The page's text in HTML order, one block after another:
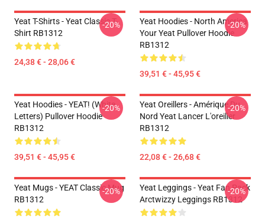
Yeat T-Shirts - Yeat Classic T-
Shirt RB1312
24,38 € - 28,06 €
-20%
Yeat Hoodies - North America
Your Yeat Pullover Hoodie
RB1312
39,51 € - 45,95 €
-20%
Yeat Hoodies - YEAT! (white
Letters) Pullover Hoodie
RB1312
39,51 € - 45,95 €
-20%
Yeat Oreillers - Amérique Du
Nord Yeat Lancer L'oreiller
RB1312
22,08 € - 26,68 €
-20%
Yeat Mugs - YEAT Classic Mug
RB1312
-20%
Yeat Leggings - Yeat Fan Pack
Arctwizzy Leggings RB1312
-20%